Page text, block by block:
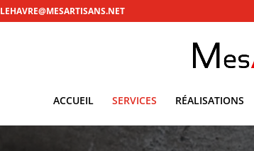
LEHAVRE@MESARTISANS.NET
ACCUEIL SERVICES RÉALISATIONS